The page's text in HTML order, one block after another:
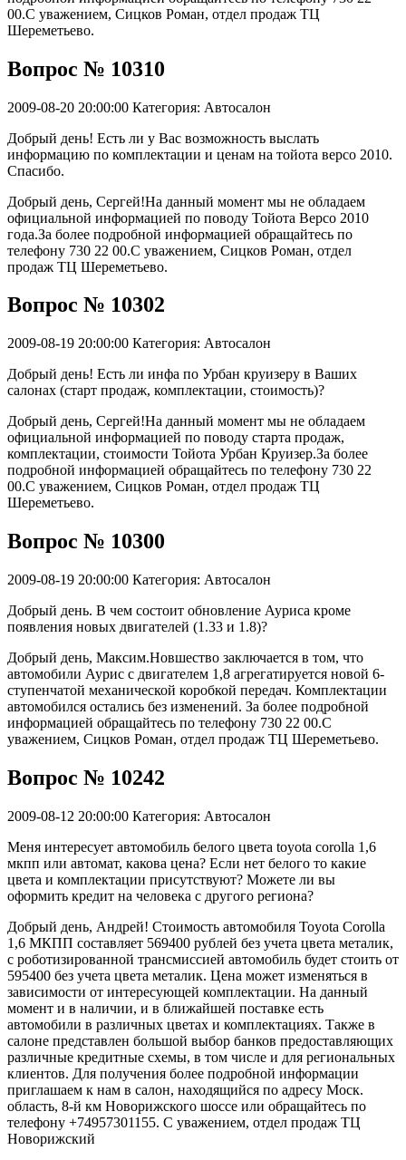
00.С уважением, Сицков Роман, отдел продаж ТЦ
Шереметьево.
Вопрос № 10310
2009-08-20 20:00:00 Категория: Автосалон
Добрый день! Есть ли у Вас возможность выслать
информацию по комплектации и ценам на тойота версо 2010.
Спасибо.
Добрый день, Сергей!На данный момент мы не обладаем
официальной информацией по поводу Тойота Версо 2010
года.За более подробной информацией обращайтесь по
телефону 730 22 00.С уважением, Сицков Роман, отдел
продаж ТЦ Шереметьево.
Вопрос № 10302
2009-08-19 20:00:00 Категория: Автосалон
Добрый день! Есть ли инфа по Урбан круизеру в Ваших
салонах (старт продаж, комплектации, стоимость)?
Добрый день, Сергей!На данный момент мы не обладаем
официальной информацией по поводу старта продаж,
комплектации, стоимости Тойота Урбан Круизер.За более
подробной информацией обращайтесь по телефону 730 22
00.С уважением, Сицков Роман, отдел продаж ТЦ
Шереметьево.
Вопрос № 10300
2009-08-19 20:00:00 Категория: Автосалон
Добрый день. В чем состоит обновление Ауриса кроме
появления новых двигателей (1.33 и 1.8)?
Добрый день, Максим.Новшество заключается в том, что
автомобили Аурис с двигателем 1,8 агрегатируется новой 6-
ступенчатой механической коробкой передач. Комплектации
автомобился остались без изменений. За более подробной
информацией обращайтесь по телефону 730 22 00.С
уважением, Сицков Роман, отдел продаж ТЦ Шереметьево.
Вопрос № 10242
2009-08-12 20:00:00 Категория: Автосалон
Меня интересует автомобиль белого цвета toyota corolla 1,6
мкпп или автомат, какова цена? Если нет белого то какие
цвета и комплектации присутствуют? Можете ли вы
оформить кредит на человека с другого региона?
Добрый день, Андрей! Стоимость автомобиля Toyota Corolla
1,6 МКПП составляет 569400 рублей без учета цвета металик,
с роботизированной трансмиссией автомобиль будет стоить от
595400 без учета цвета металик. Цена может изменяться в
зависимости от интересующей комплектации. На данный
момент и в наличии, и в ближайшей поставке есть
автомобили в различных цветах и комплектациях. Также в
салоне представлен большой выбор банков предоставляющих
различные кредитные схемы, в том числе и для региональных
клиентов. Для получения более подробной информации
приглашаем к нам в салон, находящийся по адресу Моск.
область, 8-й км Новорижского шоссе или обращайтесь по
телефону +74957301155. С уважением, отдел продаж ТЦ
Новорижский